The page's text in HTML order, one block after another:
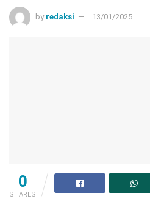
by redaksi 13/01/2025
0
SHARES